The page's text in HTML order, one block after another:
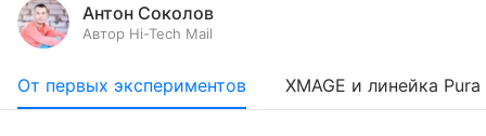
Антон Соколов
Автор Hi-Tech Mail
От первых экспериментов XMAGE и линейка Pura